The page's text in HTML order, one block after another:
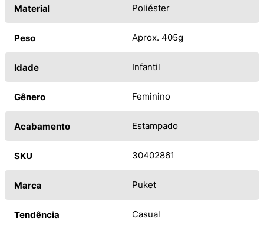
Material Poliéster
Peso Aprox. 405g
Idade Infantil
Gênero Feminino
Acabamento Estampado
SKU 30402861
Marca Puket
Tendência Casual